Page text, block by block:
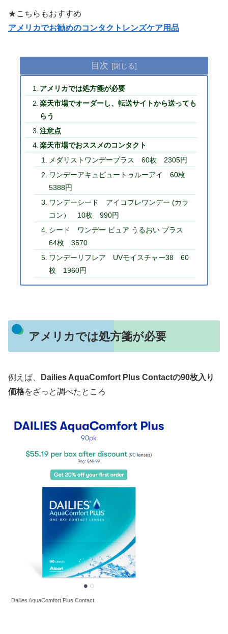
★こちらもおすすめ
アメリカでお勧めのコンタクトレンズケア用品
目次
アメリカでは処方箋が必要
楽天市場でオーダーし、転送サイトから送っても
らう
注意点
楽天市場でおススメのコンタクト
メダリストワンデープラス 60枚 2305円
ワンデーアキュビュートゥルーアイ 60枚
5388円
ワンデーシード アイコフレワンデー (カラ
コン） 10枚 990円
シード ワンデー ピュア うるおい プラス
64枚 3570
ワンデーリフレア UVモイスチャー38 60
枚 1960円
アメリカでは処方箋が必要
例えば、
Dailies AquaComfort Plus Contactの90枚入り
価格をざっと調べたところ
Dailies AquaComfort Plus Contact